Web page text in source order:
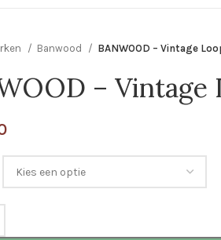
Banwood BANWOOD – Vintage
– Vintage